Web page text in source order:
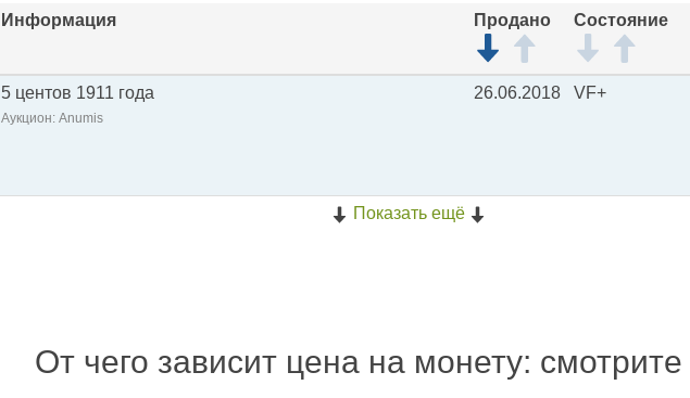
Информация Продано Состояние
5 центов 1911 года
Аукцион: Anumis
26.06.2018 VF+
Показать ещё
От чего зависит цена на монету: